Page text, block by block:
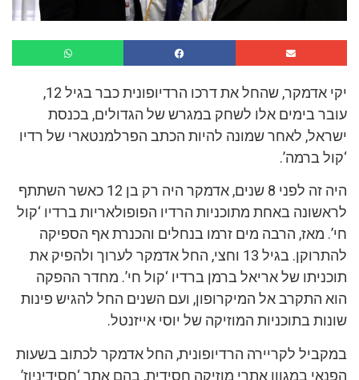
יקי אדמקר, שהחל את דרכו הרדיופונית כבר בגיל 12,
עובר בימים אלו לשחק במגרש של הגדולים, בכנסת
ישראל, לאחר שמונה להיות הכתב הפרלמנטארי של רדיו
‘קול ברמה’.
היה זה לפני 8 שנים, אדמקר היה רק בן 12 כאשר השתתף
לראשונה באחת מתוכניות הרדיו הפופולאריות ברדיו ‘קול
חי’. מאז, הרבה מים זרמו בנחלים והכנרת אף הספיקה
להתרוקן. בגיל 13 וחצי, החל אדמקר לערוך ולהפיק את
תוכניתו של אריאל ברמן ברדיו ‘קול חי’. מחדר ההפקה
הוא התקרב אל המיקרופון, ועם השנים החל להגיש פינות
שונות בתוכניות המוזיקה של יוסי אייזנטל.
במקביל לקריירה הרדיופונית, החל אדמקר לכתוב בשעות
הפנאי במגוון אתרי מוזיקה חסידית, בהם אתר ‘חסידיניוז’